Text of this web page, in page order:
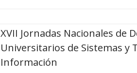
XVII Jornadas Nacionales de
Universitarios de Sistemas y
Información